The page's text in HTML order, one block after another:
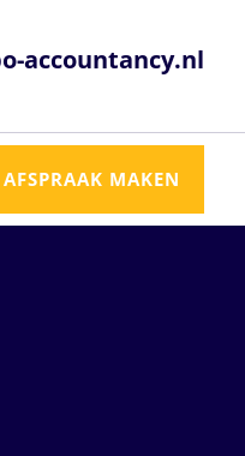
accountancy.nl
AFSPRAAK MAKEN